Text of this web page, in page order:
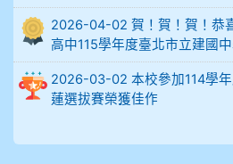
903陳品帆
904彭子庭
905蔣昇和
905周沛蓉
2026-04-02 賀！賀！賀！恭
高中115學年度臺北市立建國
2026-03-02 本校參加114學
蓮選拔賽榮獲佳作